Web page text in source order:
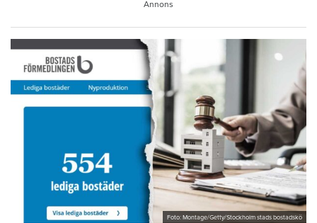
Foto: Montage/Getty/Stockholm stads bostadskö